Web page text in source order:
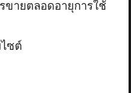
ขายตลอดอายุการใช้
ซต์